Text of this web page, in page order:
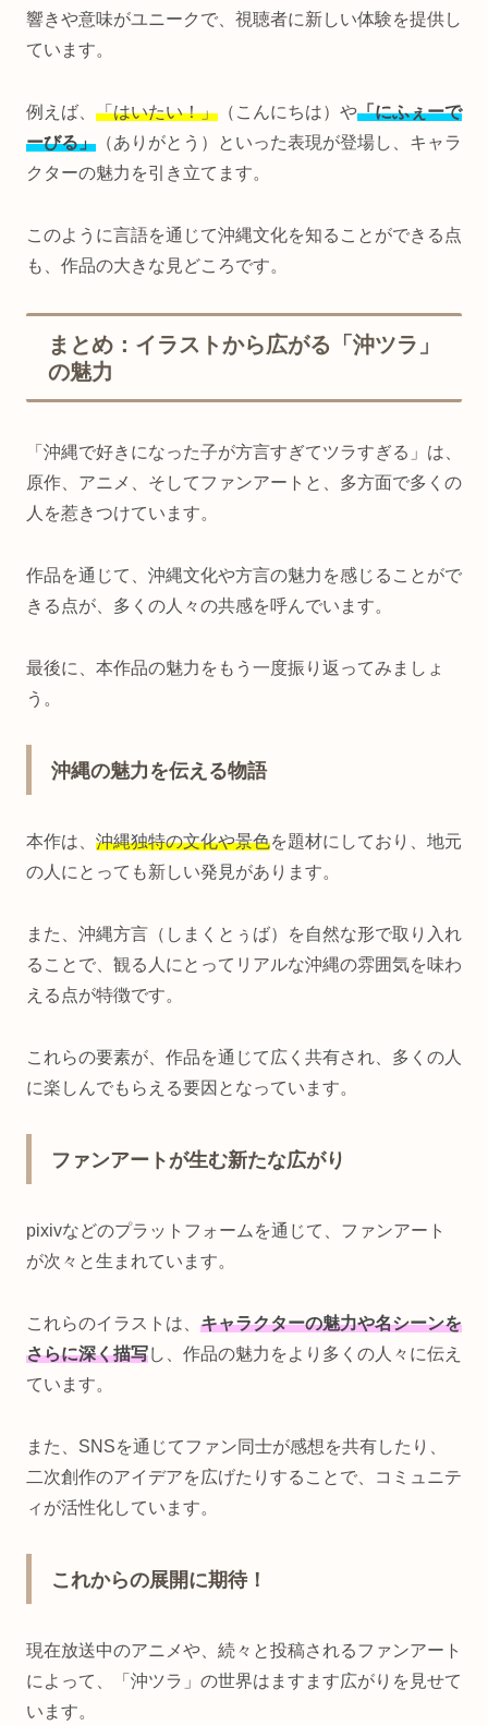
響きや意味がユニークで、視聴者に新しい体験を提供し
ています。
例えば、 「はいたい！」 （こんにちは）や「にふぇーで
ーびる」 （ありがとう）といった表現が登場し、キャラ
クターの魅力を引き立てます。
このように言語を通じて沖縄文化を知ることができる点
も、作品の大きな見どころです。
まとめ：イラストから広がる「沖ツラ」
の魅力
「沖縄で好きになった子が方言すぎてツラすぎる」は、
原作、アニメ、そしてファンアートと、多方面で多くの
人を惹きつけています。
作品を通じて、沖縄文化や方言の魅力を感じることがで
きる点が、多くの人々の共感を呼んでいます。
最後に、本作品の魅力をもう一度振り返ってみましょ
う。
沖縄の魅力を伝える物語
本作は、 沖縄独特の文化や景色を題材にしており、地元
の人にとっても新しい発見があります。
また、沖縄方言（しまくとぅば）を自然な形で取り入れ
ることで、観る人にとってリアルな沖縄の雰囲気を味わ
える点が特徴です。
これらの要素が、作品を通じて広く共有され、多くの人
に楽しんでもらえる要因となっています。
ファンアートが生む新たな広がり
pixivなどのプラットフォームを通じて、ファンアート
が次々と生まれています。
これらのイラストは、 キャラクターの魅力や名シーンを
さらに深く描写し、作品の魅力をより多くの人々に伝え
ています。
また、SNSを通じてファン同士が感想を共有したり、
二次創作のアイデアを広げたりすることで、コミュニテ
ィが活性化しています。
これからの展開に期待！
現在放送中のアニメや、続々と投稿されるファンアート
によって、「沖ツラ」の世界はますます広がりを見せて
います。